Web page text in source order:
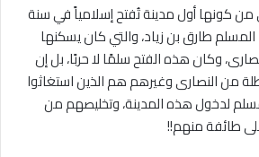
من كونها أول مدينة تُفتح إسلامياً في سنة
المسلم طارق بن زياد، والتي كان يسكنها
وكان هذه الفتح سلمًا لا حربًا، بل إن
من النصارى وغيرهم هم الذين استغاثوا
لدخول هذه المدينة، وتخليصهم من
طائفة منهم!!